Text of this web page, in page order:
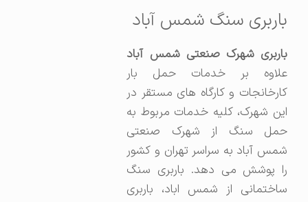
باربری سنگ شمس آباد
باربری شهرک صنعتی شمس آباد
علاوه بر خدمات حمل بار
کارخانجات و کارگاه های مستقر در
این شهرک، کلیه خدمات مربوط به
حمل سنگ از شهرک صنعتی
شمس آباد به سراسر تهران و کشور
را پوشش می دهد. باربری سنگ
ساختمانی از شمس اباد، باربری